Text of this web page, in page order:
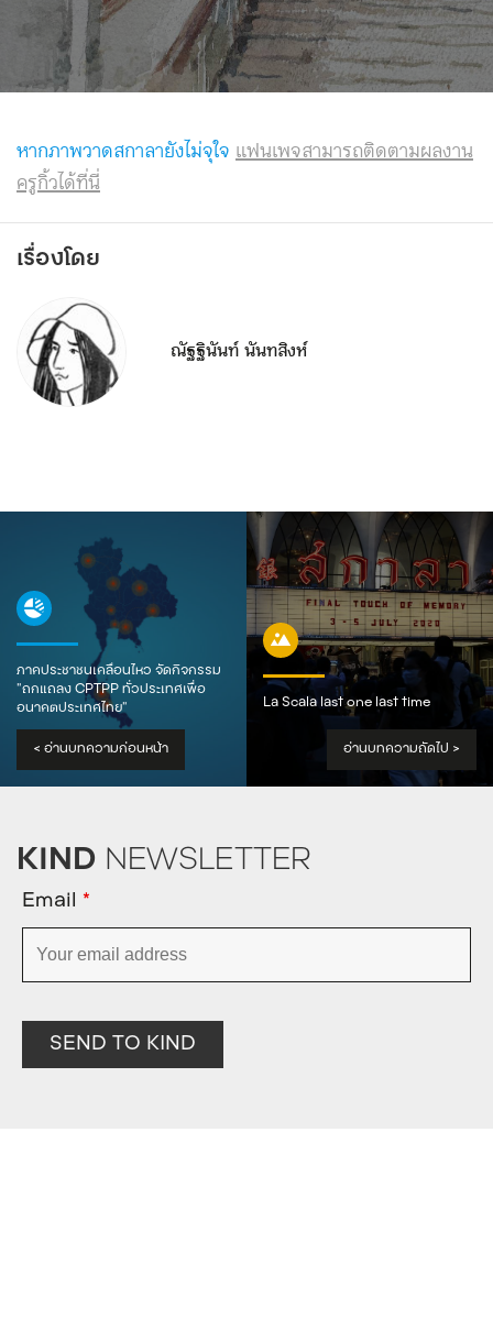
หากภาพวาดสกาลายังไม่จุใจแฟนเพจสามารถติดตามผลงาน
ครูกิ้วได้ที่นี่
เรื่องโดย
ณัฐฐินันท์ นันทสิงห์
ภาคประชาชนเคลื่อนไหว จัดกิจกรรม
“ถกแถลง CPTPP ทั่วประเทศเพื่อ
อนาคตประเทศไทย”
< อ่านบทความก่อนหน้า
La Scala last one last time
อ่านบทความถัดไป >
KIND NEWSLETTER
Email *